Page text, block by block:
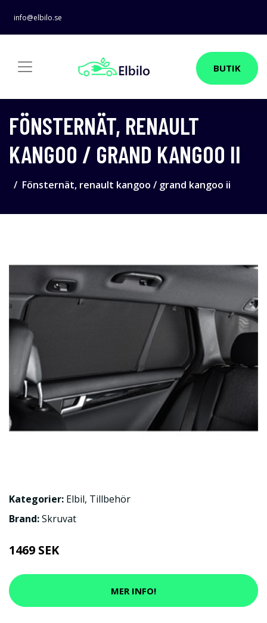
info@elbilo.se
BUTIK
FÖNSTERNÄT, RENAULT
KANGOO / GRAND KANGOO II
Fönsternät, renault kangoo / grand kangoo ii
Kategorier: Elbil, Tillbehör
Brand:Skruvat
1469 SEK
MER INFO!